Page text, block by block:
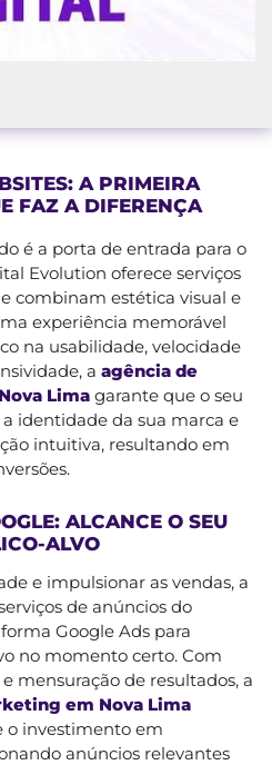
A PRIMEIRA
FAZ A DIFERENÇA
é a porta de entrada para o
Evolution oferece serviços
combinam estética visual e
experiência memorável
na usabilidade, velocidade
a agência de
Lima garante que o seu
identidade da sua marca e
intuitiva, resultando em
ALCANCE O SEU
ALVO
e impulsionar as vendas, a
de anúncios do
Google Ads para
no momento certo. Com
mensuração de resultados, a
em Nova Lima
o investimento em
anúncios relevantes